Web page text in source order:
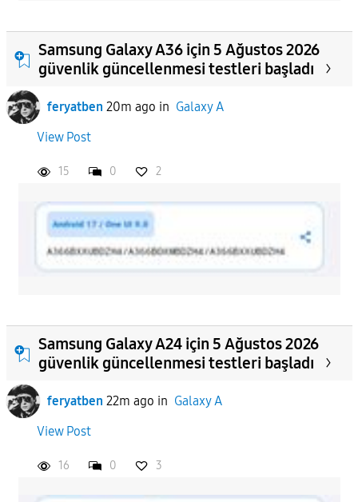
Samsung Galaxy A36 için 5 Ağustos 2026
güvenlik güncellenmesi testleri başladı
feryatben 20m ago in Galaxy A
View Post
15 0 2
Samsung Galaxy A24 için 5 Ağustos 2026
güvenlik güncellenmesi testleri başladı
feryatben 22m ago in Galaxy A
View Post
16 0 3